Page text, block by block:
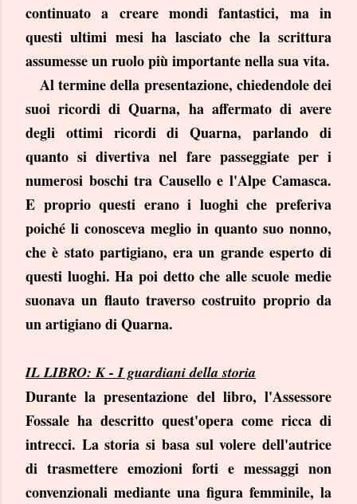
continuato a creare mondi fantastici, ma in
questi ultimi mesi ha lasciato che la scrittura
assumesse un ruolo più importante nella sua vita.
Al termine della presentazione, chiedendole dei
suoi ricordi di Quarna, ha affermato di avere
degli ottimi ricordi di Quarna, parlando di
quanto si divertiva nel fare passeggiate per i
numerosi boschi tra Causello e l'Alpe Camasca.
E proprio questi erano i luoghi che preferiva
poiché li conosceva meglio in quanto suo nonno,
che è stato partigiano, era un grande esperto di
questi luoghi. Ha poi detto che alle scuole medie
suonava un flauto traverso costruito proprio da
un artigiano di Quarna.
IL LIBRO: K - I guardiani della storia
Durante la presentazione del libro, l'Assessore
Fossale ha descritto quest'opera come ricca di
intrecci. La storia si basa sul volere dell'autrice
di trasmettere emozioni forti e messaggi non
convenzionali mediante una figura femminile, la